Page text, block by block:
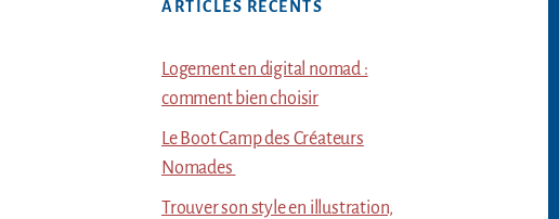
ARTICLES RÉCENTS
Logement en digital nomad :
comment bien choisir
Le Boot Camp des Créateurs
Nomades
Trouver son style en illustration,